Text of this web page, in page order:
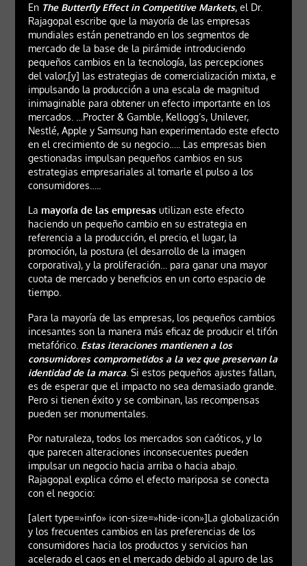
En The Butterfly Effect in Competitive Markets, el Dr.
Rajagopal escribe que la mayoría de las empresas
mundiales están penetrando en los segmentos de
mercado de la base de la pirámide introduciendo
pequeños cambios en la tecnología, las percepciones
del valor,[y] las estrategias de comercialización mixta, e
impulsando la producción a una escala de magnitud
inimaginable para obtener un efecto importante en los
mercados. …Procter & Gamble, Kellogg’s, Unilever,
Nestlé, Apple y Samsung han experimentado este efecto
en el crecimiento de su negocio….. Las empresas bien
gestionadas impulsan pequeños cambios en sus
estrategias empresariales al tomarle el pulso a los
consumidores…..
La mayoría de las empresasutilizan este efecto
haciendo un pequeño cambio en su estrategia en
referencia a la producción, el precio, el lugar, la
promoción, la postura (el desarrollo de la imagen
corporativa), y la proliferación… para ganar una mayor
cuota de mercado y beneficios en un corto espacio de
tiempo.
Para la mayoría de las empresas, los pequeños cambios
incesantes son la manera más eficaz de producir el tifón
metafórico. Estas iteraciones mantienen a los
consumidores comprometidos a la vez que preservan la
identidad de la marca. Si estos pequeños ajustes fallan,
es de esperar que el impacto no sea demasiado grande.
Pero si tienen éxito y se combinan, las recompensas
pueden ser monumentales.
Por naturaleza, todos los mercados son caóticos, y lo
que parecen alteraciones inconsecuentes pueden
impulsar un negocio hacia arriba o hacia abajo.
Rajagopal explica cómo el efecto mariposa se conecta
con el negocio:
[alert type=»info» icon-size=»hide-icon»]La globalización
y los frecuentes cambios en las preferencias de los
consumidores hacia los productos y servicios han
acelerado el caos en el mercado debido al apuro de las